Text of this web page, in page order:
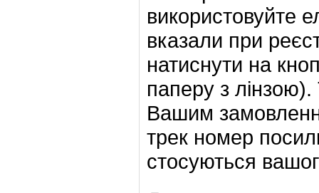
використовуйте
вказали при
натиснути на
паперу з лінзою).
Вашим
трек номер
стосуються